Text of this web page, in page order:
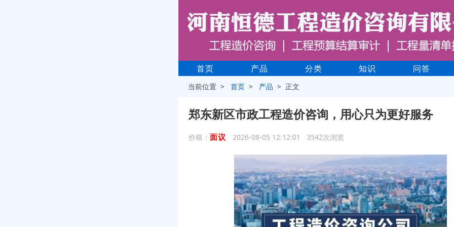
首页 产品 分类 知识 问答
当前位置 >首页 > 产品 > 正文
郑东新区市政工程造价咨询，用心只为更好服务
价格： 面议 2026-08-05 12:12:01 3542次浏览